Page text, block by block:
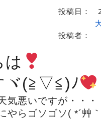
投稿日：
投稿者：
は
ヾ(≧▽≦)ﾉ
気悪いですが・・・
やらゴソゴソ( *´艸